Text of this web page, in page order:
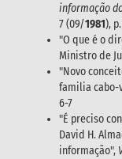
informação
7 (09/1981),
"O que é o
Ministro de
"Novo
familia cabo-
6-7
"É preciso
David H.
informação",